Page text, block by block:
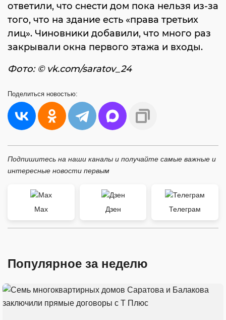
ответили, что снести дом пока нельзя из-за
того, что на здание есть «права третьих
лиц». Чиновники добавили, что много раз
закрывали окна первого этажа и входы.
Фото: © vk.com/saratov_24
Поделиться новостью:
Подпишитесь на наши каналы и получайте самые важные и
интересные новости первым
Max Дзен Телеграм
Популярное за неделю